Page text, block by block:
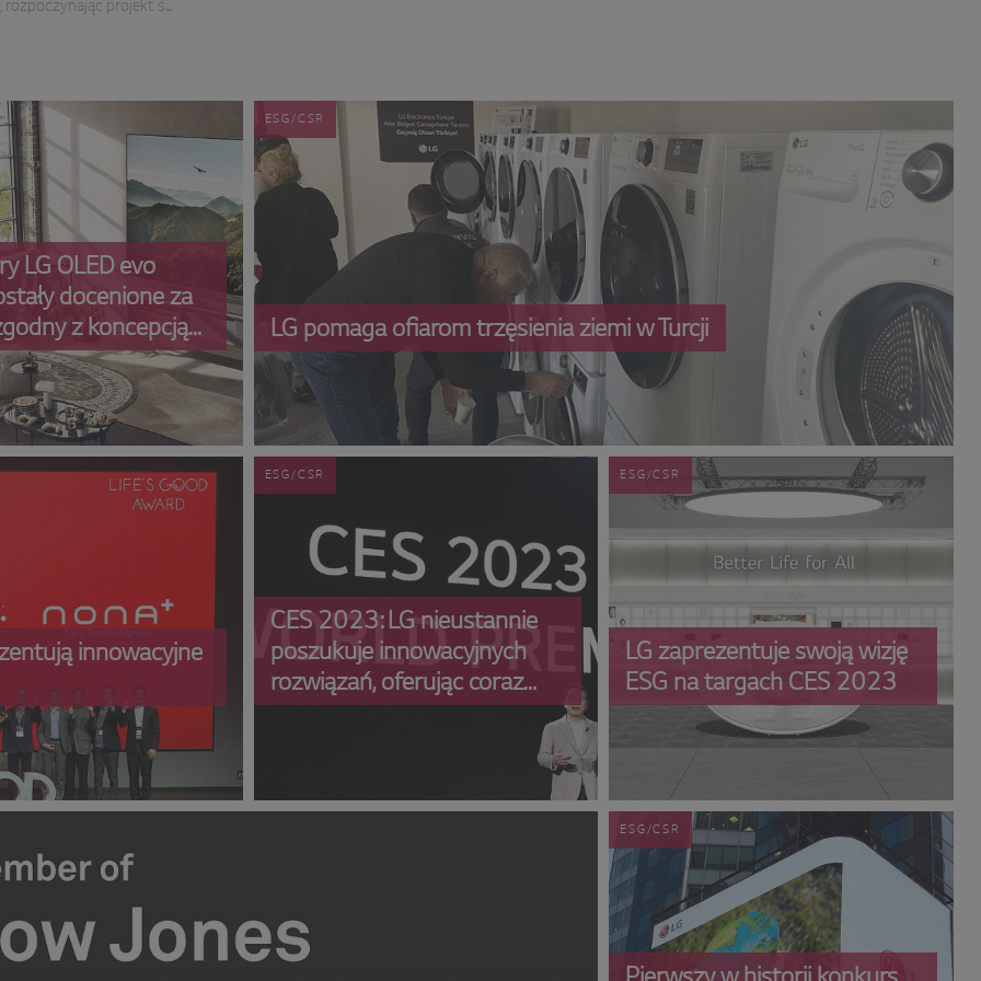
projekt s...
projekt s...
projekt s...
LG OLED evo
docenione za
z koncepcją
rozwoju
ESG/CSR
LG pomaga ofiarom trzęsienia ziemi w Turcji
innowacyjne
ESG/CSR
CES 2023: LG nieustannie
poszukuje innowacyjnych
rozwiązań, oferując coraz
ESG/CSR
LG zaprezentuje swoją wizję
ESG na targach CES 2023
ESG/CSR